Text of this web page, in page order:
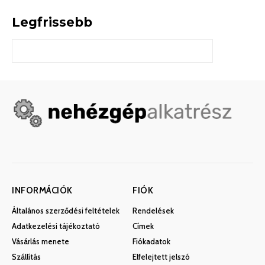
Legfrissebb
INFORMÁCIÓK
Általános szerződési feltételek
Adatkezelési tájékoztató
Vásárlás menete
Szállítás
FIÓK
Rendelések
Címek
Fiókadatok
Elfelejtett jelszó